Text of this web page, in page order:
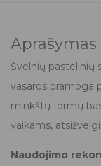
Aprašymas
Švelnių pastelinių
vasaros pramoga
minkštų formų
vaikams,
Naudojimo